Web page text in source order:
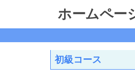
ホームペー
初級コース